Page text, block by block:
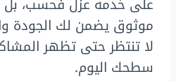
موثوق يضمن لك الجودة
لا تنتظر حتى تظهر
سطحك اليوم.